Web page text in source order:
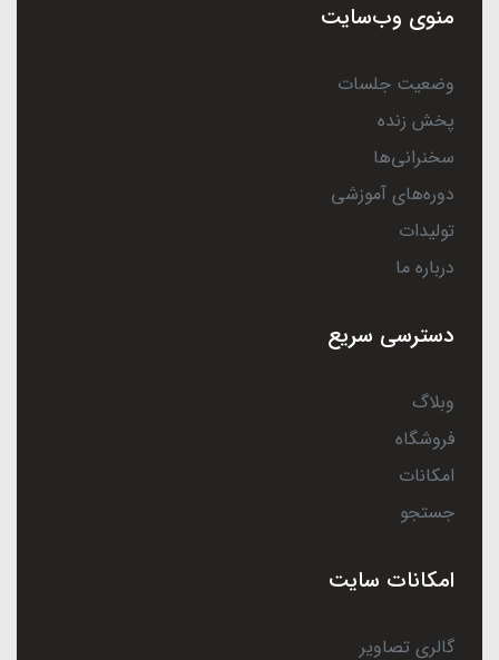
منوی وب‌سایت
وضعیت جلسات
پخش زنده
سخنرانی‌ها
دوره‌های آموزشی
تولیدات
درباره ما
دسترسی سریع
وبلاگ
فروشگاه
امکانات
جستجو
امکانات سایت
گالری تصاویر